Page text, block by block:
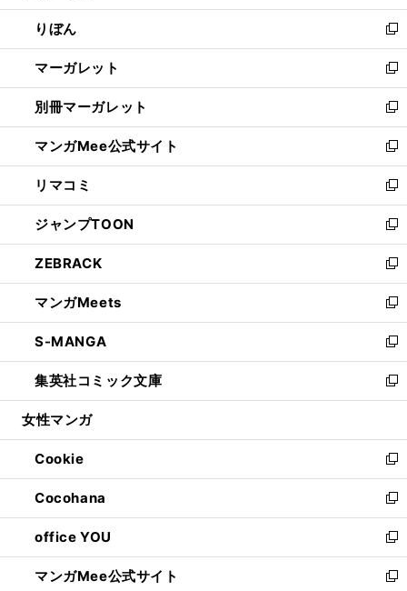
開
く
ウ
で
開
く
ン
ド
ウ
で
開
く
ウ
ィ
ン
ド
ウ
で
開
く
りぼん
新
し
い
ウ
ィ
ン
ド
ウ
で
開
く
マーガレット
新
し
い
ウ
ィ
ン
ド
ウ
で
開
く
別冊マーガレット
新
し
い
ウ
ィ
ン
ド
ウ
で
開
く
マンガMee公式サイト
新
し
い
ウ
ィ
ン
ド
ウ
で
開
く
リマコミ
新
し
い
ウ
ィ
ン
ド
ウ
で
開
く
ジャンプTOON
新
し
い
ウ
ィ
ン
ド
ウ
で
開
ZEBRACK
新
し
い
ウ
ィ
ン
ド
ウ
開
く
マンガMeets
新
し
い
ウ
ィ
ン
ウ
で
開
く
S-MANGA
新
し
い
ウ
ン
ド
ウ
で
開
く
集英社コミック文庫
新
し
ウ
ィ
ン
ド
ウ
で
開
く
女性マンガ
Cookie
新
し
い
ウ
ィ
ン
ド
Cocohana
新
し
い
ウ
ィ
office YOU
新
し
い
マンガMee公式サイト 新